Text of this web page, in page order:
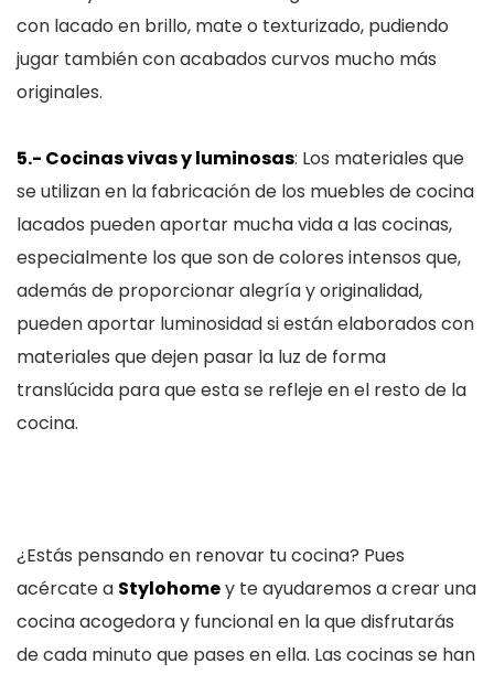
con lacado en brillo, mate o texturizado, pudiendo
jugar también con acabados curvos mucho más
originales.
5.- Cocinas vivas y luminosas: Los materiales que
se utilizan en la fabricación de los muebles de cocina
lacados pueden aportar mucha vida a las cocinas,
especialmente los que son de colores intensos que,
además de proporcionar alegría y originalidad,
pueden aportar luminosidad si están elaborados con
materiales que dejen pasar la luz de forma
translúcida para que esta se refleje en el resto de la
cocina.
¿Estás pensando en renovar tu cocina? Pues
acércate a Stylohomey te ayudaremos a crear una
cocina acogedora y funcional en la que disfrutarás
de cada minuto que pases en ella. Las cocinas se han